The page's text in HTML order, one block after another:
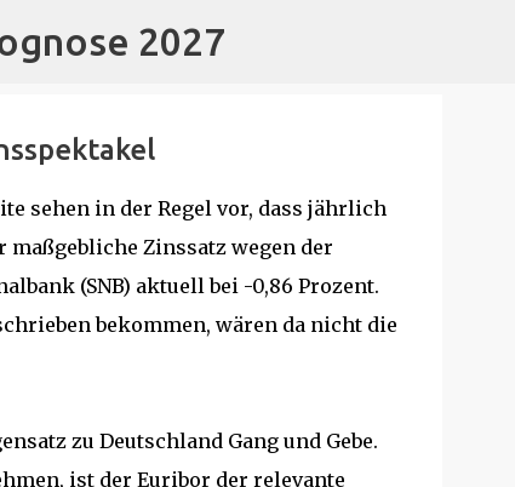
Direkt zum Hauptbereich
2027
sehen in der Regel vor, dass jährlich
Zinssatz wegen der
(SNB) aktuell bei -0,86 Prozent.
bekommen, wären da nicht die
zu Deutschland Gang und Gebe.
ist der Euribor der relevante